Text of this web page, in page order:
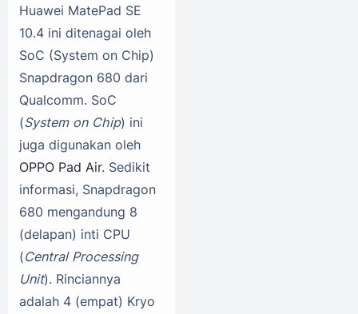
Huawei MatePad SE
10.4 ini ditenagai oleh
SoC (System on Chip)
Snapdragon 680 dari
Qualcomm. SoC
(System on Chip) ini
juga digunakan oleh
OPPO Pad Air. Sedikit
informasi, Snapdragon
680 mengandung 8
(delapan) inti CPU
(Central Processing
Unit). Rinciannya
adalah 4 (empat) Kryo